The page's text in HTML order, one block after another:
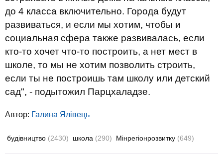
до 4 класса включительно. Города будут
развиваться, и если мы хотим, чтобы и
социальная сфера также развивалась, если
кто-то хочет что-то построить, а нет мест в
школе, то мы не хотим позволить строить,
если ты не построишь там школу или детский
сад", - подытожил Парцхаладзе.
Автор: Галина Ялівець
будівництво (2430) школа (290) Мінрегіонрозвитку (649)